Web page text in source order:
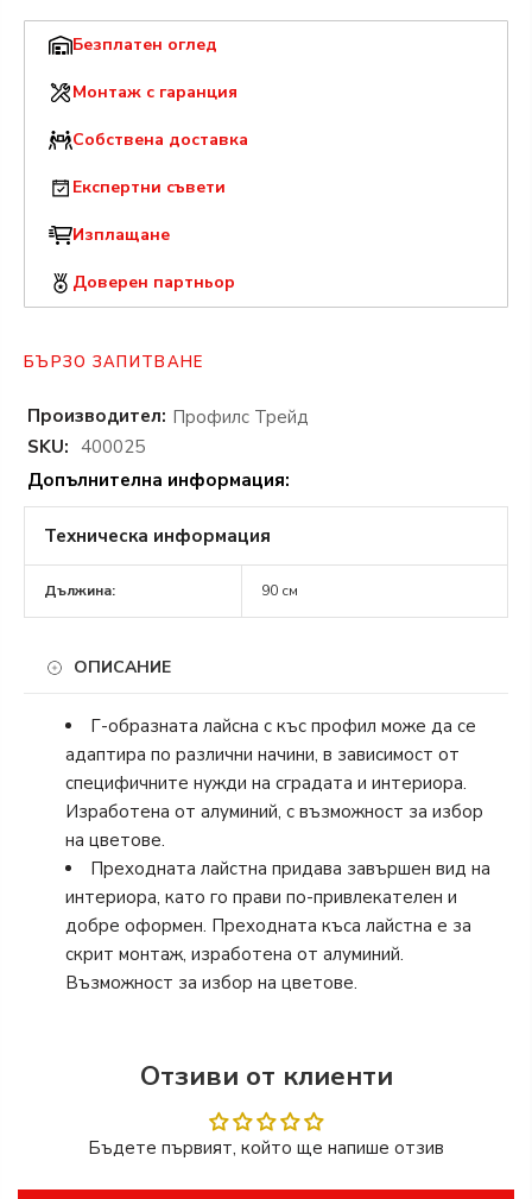
Безплатен оглед
Монтаж с гаранция
Собствена доставка
Експертни съвети
Изплащане
Доверен партньор
БЪРЗО ЗАПИТВАНЕ
Производител: Профилс Трейд
SKU: 400025
Допълнителна информация:
Техническа информация
Дължина: 90 см
ОПИСАНИЕ
Г-образната лайсна с къс профил може да се
адаптира по различни начини, в зависимост от
специфичните нужди на сградата и интериора.
Изработена от алуминий, с възможност за избор
на цветове.
Преходната лайстна придава завършен вид на
интериора, като го прави по-привлекателен и
добре оформен. Преходната къса лайстна е за
скрит монтаж, изработена от алуминий.
Възможност за избор на цветове.
Отзиви от клиенти
Бъдете първият, който ще напише отзив